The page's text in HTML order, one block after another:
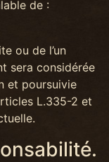
de :
ou de l’un
sera considérée
et poursuivie
L.335-2 et